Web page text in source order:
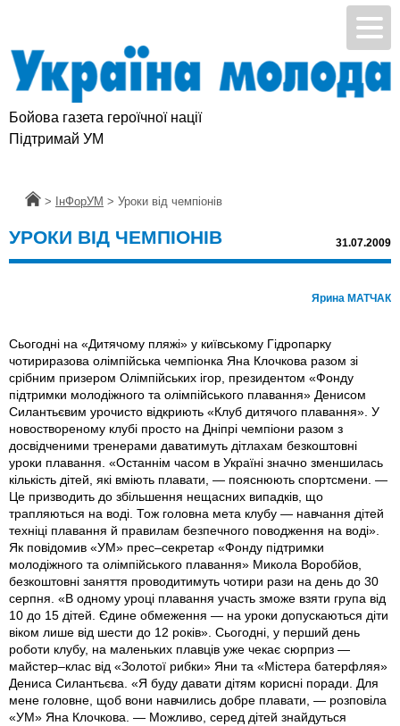
Бойова газета героїчної нації
Підтримай УМ
Головна
> ІнФорУМ > Уроки від чемпіонів
УРОКИ ВІД ЧЕМПІОНІВ 31.07.2009
Ярина МАТЧАК
Сьогодні на «Дитячому пляжі» у київському Гідропарку
чотириразова олімпійська чемпіонка Яна Клочкова разом зі
срібним призером Олімпійських ігор, президентом «Фонду
підтримки молодіжного та олімпійського плавання» Денисом
Силантьєвим урочисто відкриють «Клуб дитячого плавання». У
новоствореному клубі просто на Дніпрі чемпіони разом з
досвідченими тренерами даватимуть дітлахам безкоштовні
уроки плавання. «Останнім часом в Україні значно зменшилась
кількість дітей, які вміють плавати, — пояснюють спортсмени. —
Це призводить до збільшення нещасних випадків, що
трапляються на воді. Тож головна мета клубу — навчання дітей
техніці плавання й правилам безпечного поводження на воді».
Як повідомив «УМ» прес–секретар «Фонду підтримки
молодіжного та олімпійського плавання» Микола Воробйов,
безкоштовні заняття проводитимуть чотири рази на день до 30
серпня. «В одному уроці плавання участь зможе взяти група від
10 до 15 дітей. Єдине обмеження — на уроки допускаються діти
віком лише від шести до 12 років». Сьогодні, у перший день
роботи клубу, на маленьких плавців уже чекає сюрприз —
майстер–клас від «Золотої рибки» Яни та «Містера батерфляя»
Дениса Силантьєва. «Я буду давати дітям корисні поради. Для
мене головне, щоб вони навчились добре плавати, — розповіла
«УМ» Яна Клочкова. — Можливо, серед дітей знайдуться